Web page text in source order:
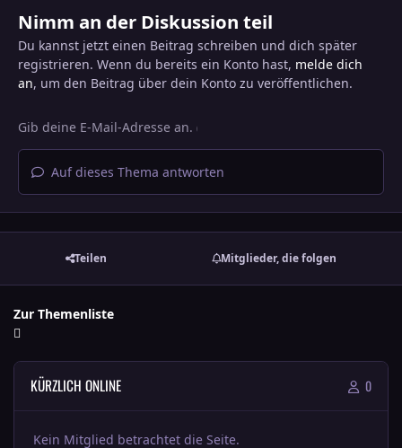
Nimm an der Diskussion teil
Du kannst jetzt einen Beitrag schreiben und dich später
registrieren. Wenn du bereits ein Konto hast, melde dich
an, um den Beitrag über dein Konto zu veröffentlichen.
Auf dieses Thema antworten
Teilen Mitglieder, die folgen
Zur Themenliste
KÜRZLICH ONLINE 0
Kein Mitglied betrachtet die Seite.